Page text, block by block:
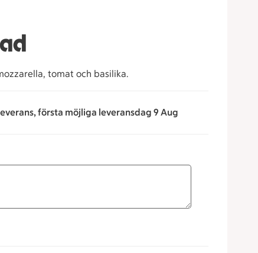
tomat och basilika.
första möjliga leveransdag 9 Aug
för att minska eller öka värdet, eller ange ett värde